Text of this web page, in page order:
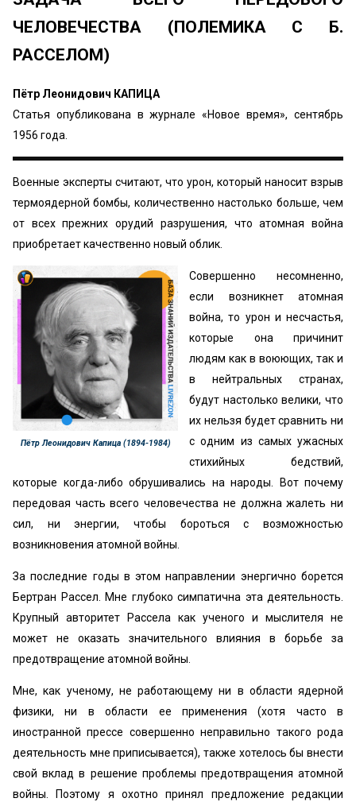
ЧЕЛОВЕЧЕСТВА (ПОЛЕМИКА С Б.
РАССЕЛОМ)
Пётр Леонидович КАПИЦА
Статья опубликована в журнале «Новое время», сентябрь
1956 года.
Военные эксперты считают, что урон, который наносит взрыв
термоядерной бомбы, количественно настолько больше, чем
от всех прежних орудий разрушения, что атомная война
приобретает качественно новый облик.
Пётр Леонидович Капица (1894-1984)
Совершенно несомненно,
если возникнет атомная
война, то урон и несчастья,
которые она причинит
людям как в воюющих, так и
в нейтральных странах,
будут настолько велики, что
их нельзя будет сравнить ни
с одним из самых ужасных
стихийных бедствий,
которые когда-либо обрушивались на народы. Вот почему
передовая часть всего человечества не должна жалеть ни
сил, ни энергии, чтобы бороться с возможностью
возникновения атомной войны.
За последние годы в этом направлении энергично борется
Бертран Рассел. Мне глубоко симпатична эта деятельность.
Крупный авторитет Рассела как ученого и мыслителя не
может не оказать значительного влияния в борьбе за
предотвращение атомной войны.
Мне, как ученому, не работающему ни в области ядерной
физики, ни в области ее применения (хотя часто в
иностранной прессе совершенно неправильно такого рода
деятельность мне приписывается), также хотелось бы внести
свой вклад в решение проблемы предотвращения атомной
войны. Поэтому я охотно принял предложение редакции